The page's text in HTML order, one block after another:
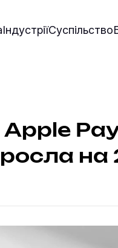
ІндустріїСуспільство
Pay
на